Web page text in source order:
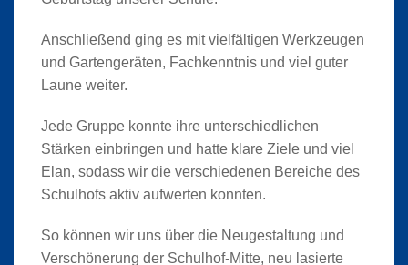
Anschließend ging es mit vielfältigen Werkzeugen
und Gartengeräten, Fachkenntnis und viel guter
Laune weiter.
Jede Gruppe konnte ihre unterschiedlichen
Stärken einbringen und hatte klare Ziele und viel
Elan, sodass wir die verschiedenen Bereiche des
Schulhofs aktiv aufwerten konnten.
So können wir uns über die Neugestaltung und
Verschönerung der Schulhof-Mitte, neu lasierte